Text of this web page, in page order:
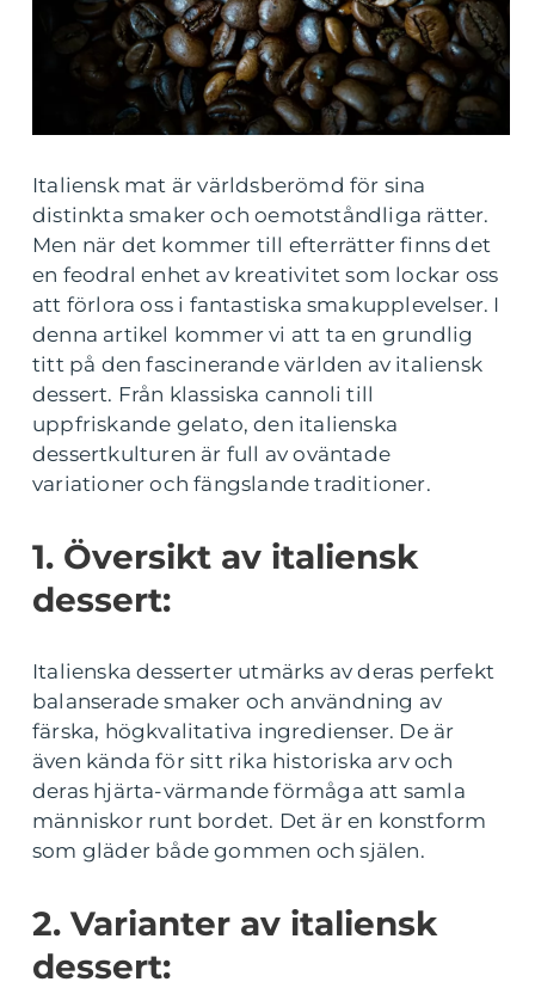
Italiensk mat är världsberömd för sina
distinkta smaker och oemotståndliga rätter.
Men när det kommer till efterrätter finns det
en feodral enhet av kreativitet som lockar oss
att förlora oss i fantastiska smakupplevelser. I
denna artikel kommer vi att ta en grundlig
titt på den fascinerande världen av italiensk
dessert. Från klassiska cannoli till
uppfriskande gelato, den italienska
dessertkulturen är full av oväntade
variationer och fängslande traditioner.
1. Översikt av italiensk
dessert:
Italienska desserter utmärks av deras perfekt
balanserade smaker och användning av
färska, högkvalitativa ingredienser. De är
även kända för sitt rika historiska arv och
deras hjärta-värmande förmåga att samla
människor runt bordet. Det är en konstform
som gläder både gommen och själen.
2. Varianter av italiensk
dessert: